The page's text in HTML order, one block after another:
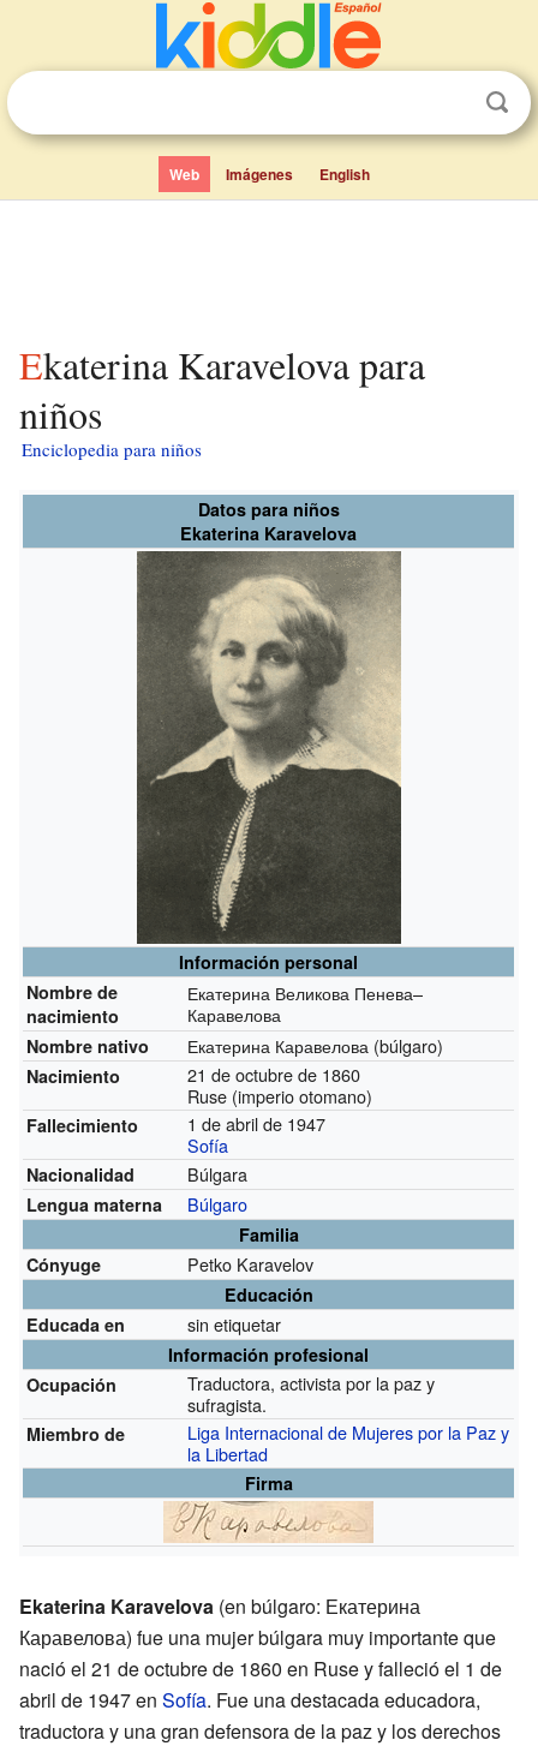
Web Imágenes English
Ekaterina Karavelova para
niños
Enciclopedia para niños
Datos para niños
Ekaterina Karavelova
Información personal
Nombre de
nacimiento
Екатерина Великова Пенева–
Каравелова
Nombre nativo Екатерина Каравелова (búlgaro)
Nacimiento
21 de octubre de 1860
Ruse (imperio otomano)
Fallecimiento
1 de abril de 1947
Sofía
Nacionalidad Búlgara
Lengua materna Búlgaro
Familia
Cónyuge
Petko Karavelov
Educación
Educada en
sin etiquetar
Información profesional
Ocupación
Traductora, activista por la paz y
sufragista.
Miembro de
Liga Internacional de Mujeres por la Paz y
la Libertad
Firma
Ekaterina Karavelova (en búlgaro: Екатерина
Каравелова) fue una mujer búlgara muy importante que
nació el 21 de octubre de 1860 en Ruse y falleció el 1 de
abril de 1947 en Sofía. Fue una destacada educadora,
traductora y una gran defensora de la paz y los derechos